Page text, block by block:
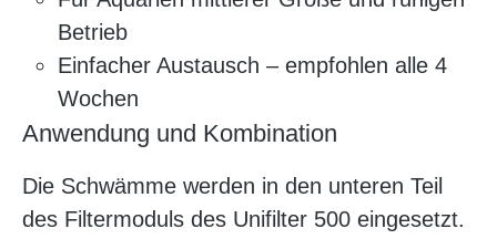
Betrieb
Einfacher Austausch – empfohlen alle 4
Wochen
Anwendung und Kombination
Die Schwämme werden in den unteren Teil
des Filtermoduls des Unifilter 500 eingesetzt.